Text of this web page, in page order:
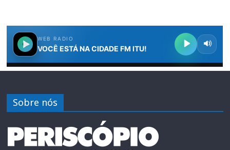
Sobre nós